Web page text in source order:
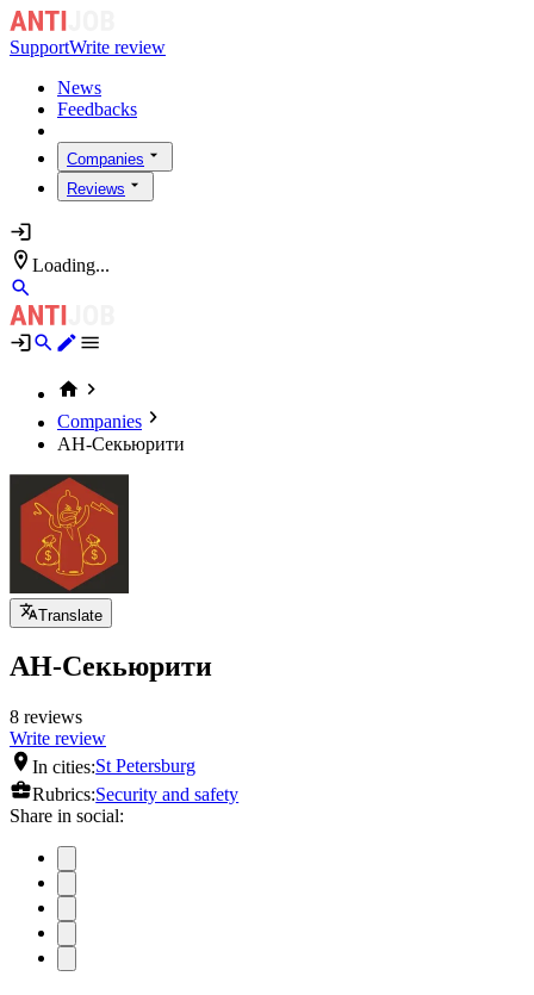
SupportWrite review
News
Feedbacks
Companies
Reviews
Loading...
Companies
АН-Секьюрити
Translate
АН-Секьюрити
8 reviews
Write review
In cities:St Petersburg
Rubrics:Security and safety
Share in social: